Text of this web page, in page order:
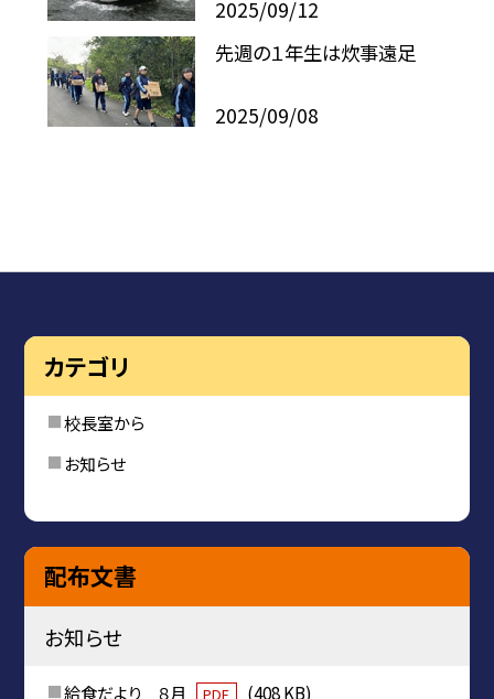
2025/09/12
先週の１年生は炊事遠足
2025/09/08
カテゴリ
校長室から
お知らせ
配布文書
お知らせ
給食だより ８月 PDF (408 KB)